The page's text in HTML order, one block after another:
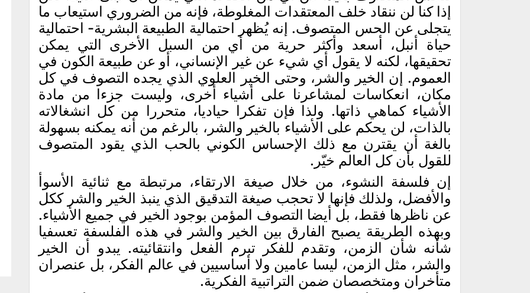
إذا كنا لن ننقاد خلف المعتقدات المغلوطة، فإنه من الضروري استيعاب ما
يتجلى عن الحس المتصوف. إنه يُظهر احتمالية الطبيعة البشرية- احتمالية
حياة أنبل، أسعد وأكثر حرية من أي من السبل الأخرى التي يمكن
تحقيقها، لكنه لا يقول أي شيء عن غير الإنساني، أو عن طبيعة الكون في
العموم. إن الخير والشر، وحتى الخير العلوي الذي يجده التصوف في كل
مكان، انعكاسات لمشاعرنا على أشياء أخرى، وليست جزءا من مادة
الأشياء كماهي ذاتها. ولذا فإن تفكرا حياديا، متحررا من كل انشغالاته
بالذات، لن يحكم على الأشياء بالخير والشر، بالرغم من أنه يمكنه بسهولة
بالغة أن يقترن مع ذلك الإحساس الكوني بالحب الذي يقود المتصوف
للقول بأن كل العالم خيّر.
إن فلسفة النشوء، من خلال صيغة الارتقاء، مرتبطة مع ثنائية الأسوأ
والأفضل، ولذلك فإنها لا تحجب صيغة التدقيق الذي ينبذ الخير والشر ككل
عن ناظرها فقط، بل أيضا التصوف المؤمن بوجود الخير في جميع الأشياء.
وبهذه الطريقة يصبح الفارق بين الخير والشر في هذه الفلسفة تعسفيا
شأنه شأن الزمن، وتقدم للفكر تبرم الفعل وانتقائيته. يبدو أن الخير
والشر، مثل الزمن، ليسا عامين ولا أساسيين في عالم الفكر، بل عنصران
متأخران ومتخصصان ضمن التراتبية الفكرية.